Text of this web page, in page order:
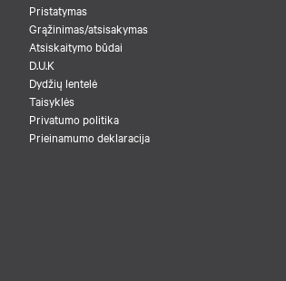
Pristatymas
Grąžinimas/atsisakymas
Atsiskaitymo būdai
D.U.K
Dydžių lentelė
Taisyklės
Privatumo politika
Prieinamumo deklaracija